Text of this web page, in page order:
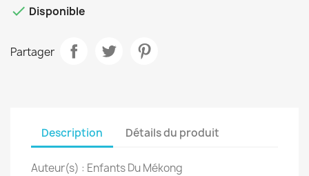
 Disponible
Partager
Description Détails du produit
Auteur(s) : Enfants Du Mékong